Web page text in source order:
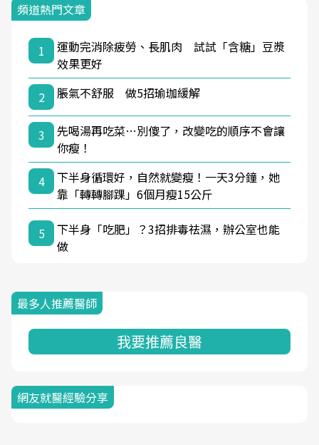
頻道熱門文章
1
運動完消除疲勞、長肌肉 試試「含糖」豆漿
效果更好
2
脹氣不舒服 做5招瑜珈緩解
3
先喝湯再吃菜…別傻了，改變吃的順序不會讓
你瘦！
4
下半身循環好，自然就變瘦！一天3分鐘，她
靠「轉轉腳踝」6個月瘦15公斤
5
下半身「吃肥」？3招排毒祛濕，辦公室也能
做
最多人推薦醫師
我要推薦良醫
網友就醫經驗分享